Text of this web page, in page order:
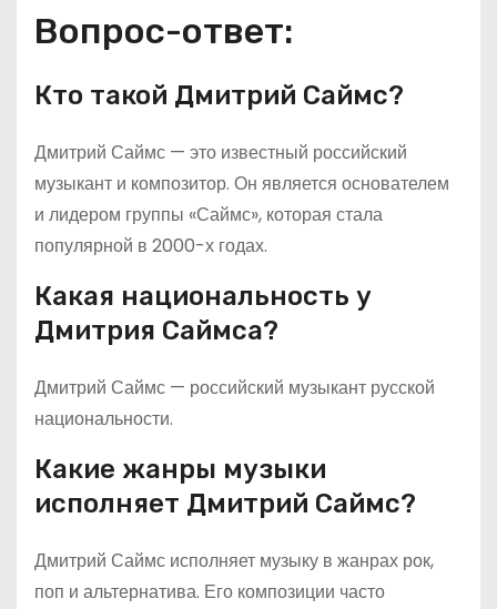
Вопрос-ответ:
Кто такой Дмитрий Саймс?
Дмитрий Саймс — это известный российский
музыкант и композитор. Он является основателем
и лидером группы «Саймс», которая стала
популярной в 2000-х годах.
Какая национальность у
Дмитрия Саймса?
Дмитрий Саймс — российский музыкант русской
национальности.
Какие жанры музыки
исполняет Дмитрий Саймс?
Дмитрий Саймс исполняет музыку в жанрах рок,
поп и альтернатива. Его композиции часто